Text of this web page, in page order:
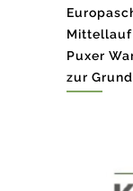
Mittellauf
Puxer
zur